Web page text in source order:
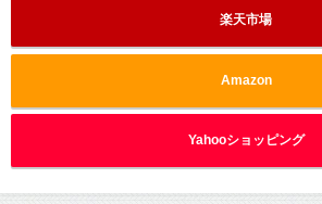
楽天市場
Amazon
Yahooショッピング